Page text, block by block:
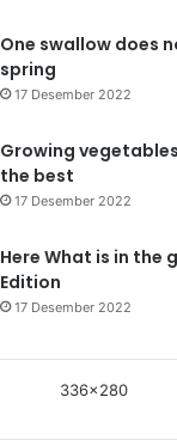
One swallow does
spring
17 Desember 2022
Growing
the best
17 Desember 2022
Here What is in the
Edition
17 Desember 2022
336x280